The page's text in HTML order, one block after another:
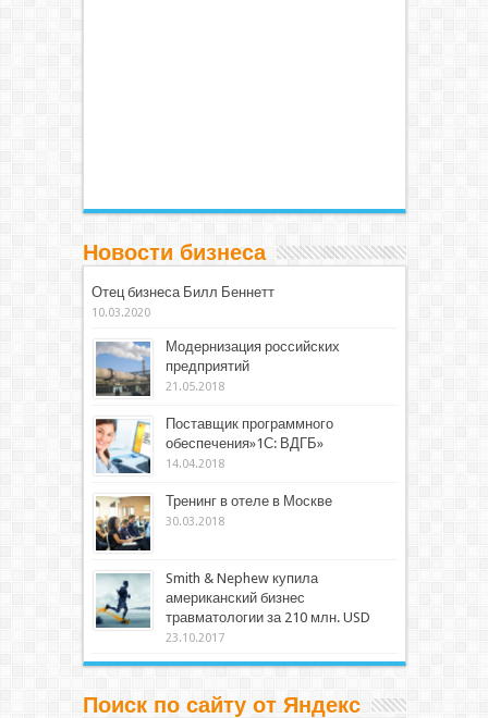
Новости бизнеса
Отец бизнеса Билл Беннетт
10.03.2020
Модернизация российских
предприятий
21.05.2018
Поставщик программного
обеспечения»1С: ВДГБ»
14.04.2018
Тренинг в отеле в Москве
30.03.2018
Smith & Nephew купила
американский бизнес
травматологии за 210 млн. USD
23.10.2017
Поиск по сайту от Яндекс